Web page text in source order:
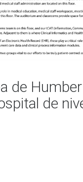
de
de